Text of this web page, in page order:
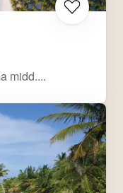
midd....